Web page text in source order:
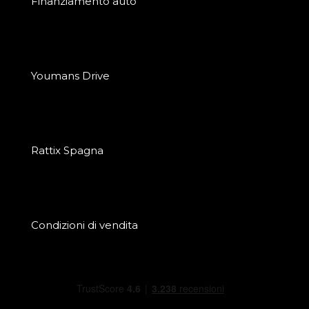
Youmans Drive
Rattix Spagna
Condizioni di vendita